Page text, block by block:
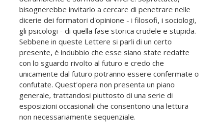
bisognerebbe invitarlo a cercare di penetrare nelle
dicerie dei formatori d'opinione - i filosofi, i sociologi,
gli psicologi - di quella fase storica crudele e stupida.
Sebbene in queste Lettere si parli di un certo
presente, è indubbio che esse siano state redatte
con lo sguardo rivolto al futuro e credo che
unicamente dal futuro potranno essere confermate o
confutate. Quest'opera non presenta un piano
generale, trattandosi piuttosto di una serie di
esposizioni occasionali che consentono una lettura
non necessariamente sequenziale.